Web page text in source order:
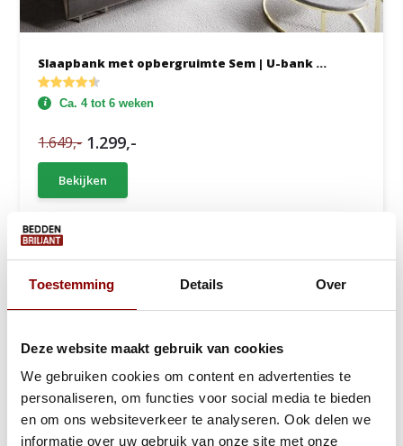
Toestemming Details Over
Deze website maakt gebruik van cookies
We gebruiken cookies om content en advertenties te
personaliseren, om functies voor social media te bieden
en om ons websiteverkeer te analyseren. Ook delen we
informatie over uw gebruik van onze site met onze
Slaapbank met opbergruimte Sem | U-bank ...
Ca. 4 tot 6 weken
1.649,- 1.299,-
Bekijken